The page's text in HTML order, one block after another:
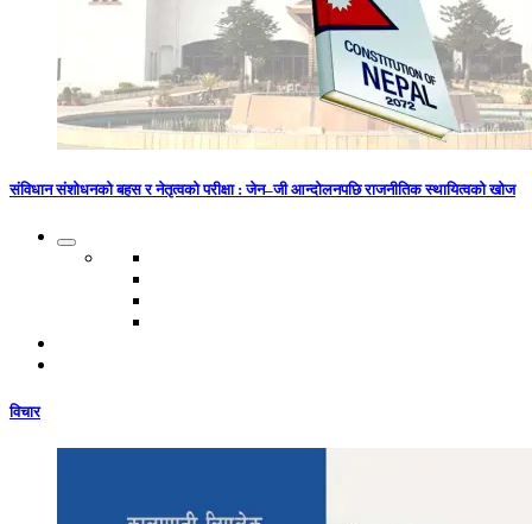
संविधान संशोधनको बहस र नेतृत्वको परीक्षा : जेन–जी आन्दोलनपछि राजनीतिक स्थायित्वको खोज
विचार